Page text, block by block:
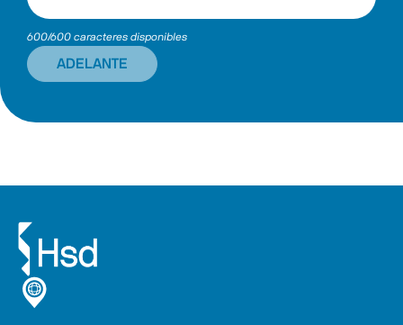
600/600 caracteres disponibles
ADELANTE